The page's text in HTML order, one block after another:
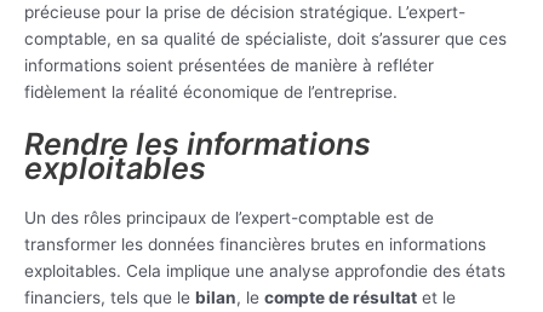
précieuse pour la prise de décision stratégique. L’expert-
comptable, en sa qualité de spécialiste, doit s’assurer que ces
informations soient présentées de manière à refléter
fidèlement la réalité économique de l’entreprise.
Rendre les informations
exploitables
Un des rôles principaux de l’expert-comptable est de
transformer les données financières brutes en informations
exploitables. Cela implique une analyse approfondie des états
financiers, tels que le bilan, le compte de résultat et le